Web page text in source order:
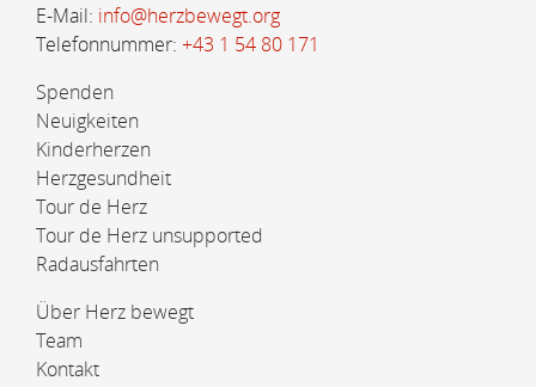
E-Mail: info@herzbewegt.org
Telefonnummer: +43 1 54 80 171
Spenden
Neuigkeiten
Kinderherzen
Herzgesundheit
Tour de Herz
Tour de Herz unsupported
Radausfahrten
Über Herz bewegt
Team
Kontakt